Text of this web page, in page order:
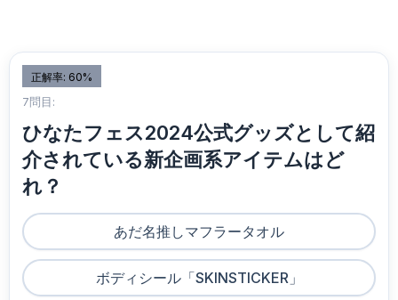
正解率: 60%
7問目:
ひなたフェス2024公式グッズとして紹
介されている新企画系アイテムはど
れ？
あだ名推しマフラータオル
ボディシール「SKINSTICKER」